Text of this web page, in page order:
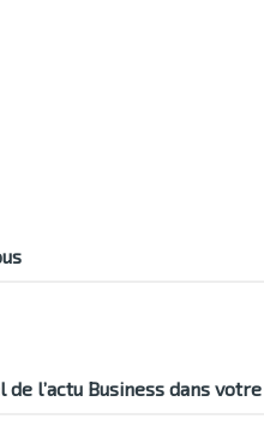
de l’actu Business dans